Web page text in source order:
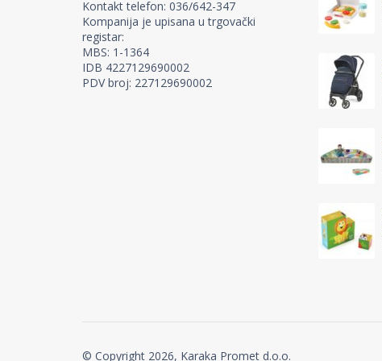
Kontakt telefon: 036/642-347
Kompanija je upisana u trgovački
registar:
MBS: 1-1364
IDB 4227129690002
PDV broj: 227129690002
© Copyright 2026, Karaka Promet d.o.o.